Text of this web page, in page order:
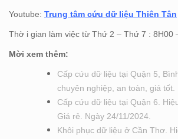
Youtube: Trung tâm cứu dữ liệu Thiên Tân
Thờ i gian làm việc từ Thứ 2 – Thứ 7 : 8H00
Mời xem thêm:
Cấp cứu dữ liệu tại Quận 5,
chuyên nghiệp, an toàn, giá tốt.
Cấp cứu dữ liệu tại Quận 6.
Giá rẻ. Ngày 24/11/2024.
Khôi phục dữ liệu ở Cần Thơ.